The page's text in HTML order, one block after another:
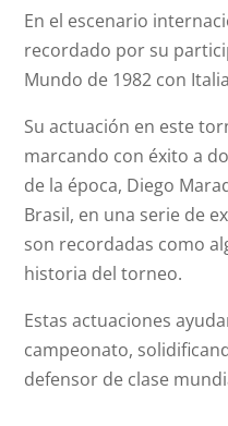
En el escenario
recordado por su
Mundo de 1982 con
Su actuación en este
marcando con éxito a
de la época, Diego
Brasil, en una serie de
son recordadas como
historia del torneo.
Estas actuaciones
campeonato,
defensor de clase